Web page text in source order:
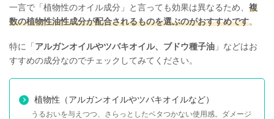
一言で「植物性のオイル成分」と言っても効果は異なるため、 複
数の植物性油性成分が配合されるものを選ぶのがおすすめです。
特に「アルガンオイルやツバキオイル、ブドウ種子油 」などはお
すすめの成分なのでチェックしてみてください。
植物性（アルガンオイルやツバキオイルなど）
うるおいを与えつつ、さらっとしたベタつかない使用感。ダメージ